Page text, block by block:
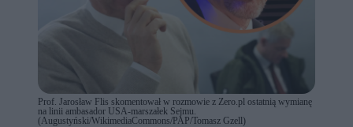
Prof. Jarosław Flis skomentował w rozmowie z Zero.pl ostatnią wymianę
na linii ambasador USA-marszałek Sejmu.
(Augustyński/WikimediaCommons/PAP/Tomasz Gzell)